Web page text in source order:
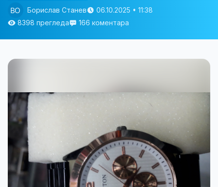
Борислав Станев
06.10.2025 • 11:38
8398 прегледа
166 коментара